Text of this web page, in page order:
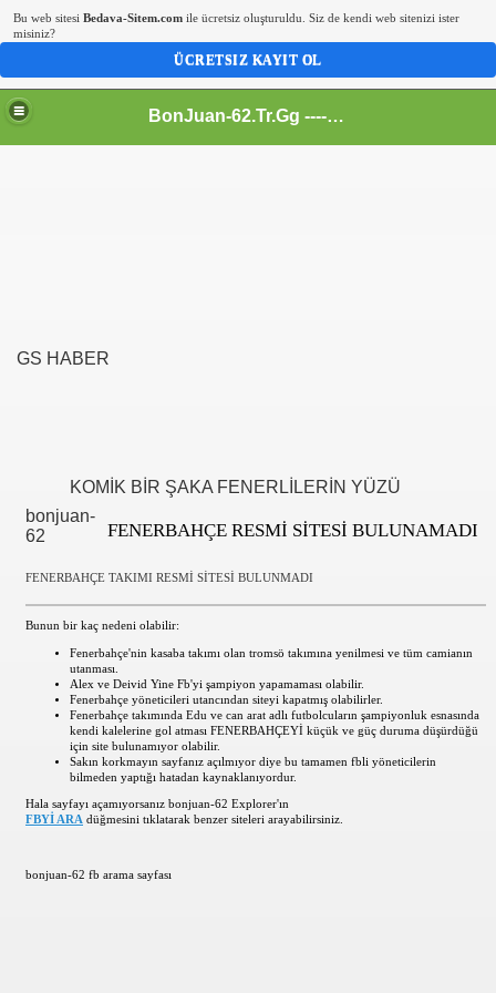
BonJuan-62.Tr.Gg ---- Alemin En Kral Sitesi
GS HABER
KOMİK BİR ŞAKA FENERLİLERİN YÜZÜ
bonjuan-
62
FENERBAHÇE RESMİ SİTESİ BULUNAMADI
FENERBAHÇE TAKIMI RESMİ SİTESİ BULUNMADI
Bunun bir kaç nedeni olabilir:
Fenerbahçe'nin kasaba takımı olan tromsö takımına yenilmesi ve tüm camianın
utanması.
Alex ve Deivid Yine Fb'yi şampiyon yapamaması olabilir.
Fenerbahçe yöneticileri utancından siteyi kapatmış olabilirler.
Fenerbahçe takımında Edu ve can arat adlı futbolcuların şampiyonluk esnasında
kendi kalelerine gol atması FENERBAHÇEYİ küçük ve güç duruma düşürdüğü
için site bulunamıyor olabilir.
Sakın korkmayın sayfanız açılmıyor diye bu tamamen fbli yöneticilerin
bilmeden yaptığı hatadan kaynaklanıyordur.
Hala sayfayı açamıyorsanız bonjuan-62 Explorer'ın
FBYİ ARA düğmesini tıklatarak benzer siteleri arayabilirsiniz.
bonjuan-62 fb arama sayfası
Bu web sitesi Bedava-Sitem.com ile ücretsiz oluşturuldu. Siz de kendi web sitenizi ister
misiniz?
ÜCRETSIZ KAYIT OL